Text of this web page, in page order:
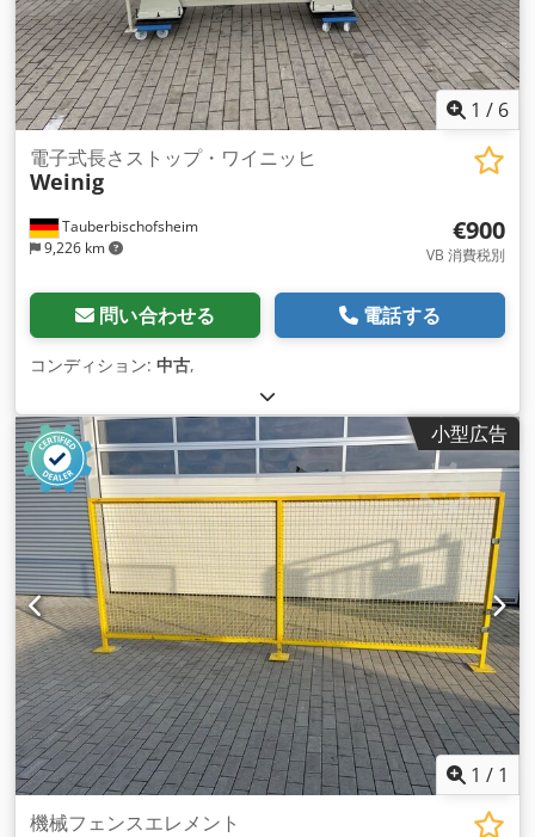
1 / 6
Tauberbischofsheim
9,226 km
電子式長さストップ・ワイニッヒ
Weinig
€900
VB 消費税別
問い合わせる 電話する
コンディション: 中古,
小型広告
1 / 1
機械フェンスエレメント